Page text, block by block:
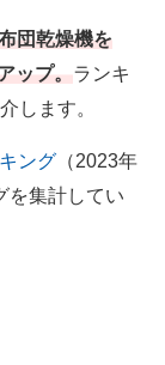
団乾燥機を
ップ。ランキ
します。
ング （2023年
を集計してい